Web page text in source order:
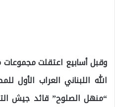
وقبل أسابيع اعتقلت مجموعات
الله اللبناني العراب
“منهل الصلوح” قائد جيش